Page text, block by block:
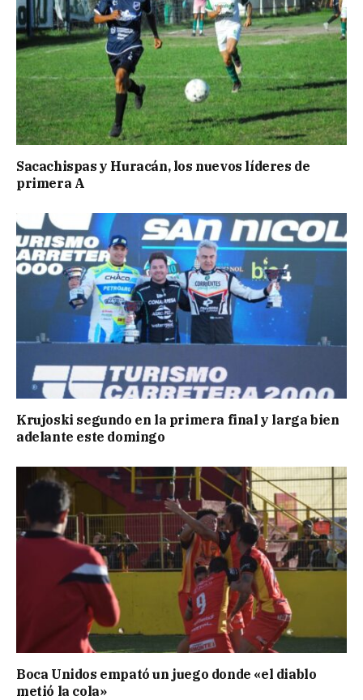
Sacachispas y Huracán, los nuevos líderes de
primera A
Krujoski segundo en la primera final y larga bien
adelante este domingo
Boca Unidos empató un juego donde «el diablo
metió la cola»